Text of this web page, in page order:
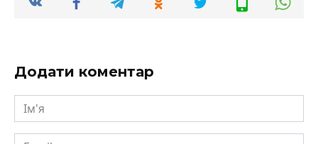
Додати коментар
Ім'я